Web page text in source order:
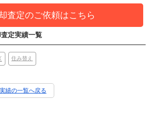
査定のご依頼はこちら
定実績一覧
住み替え
績の一覧へ戻る